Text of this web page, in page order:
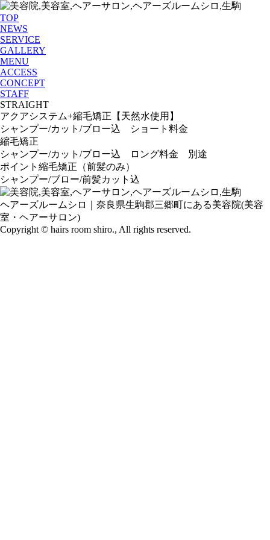
TOP
NEWS
SERVICE
GALLERY
MENU
ACCESS
CONCEPT
STAFF
STRAIGHT
アクアシステム+縮毛矯正【天然水使用】
シャンプー/カット/ブロー込 ショート料金
縮毛矯正
シャンプー/カット/ブロー込 ロング料金 別途
ポイント縮毛矯正（前髪のみ）
シャンプー/ブロー/前髪カット込
ヘアーズルームシロ｜奈良県生駒郡三郷町にある美容院(美容
室・ヘアーサロン)
Copyright © hairs room shiro., All rights reserved.